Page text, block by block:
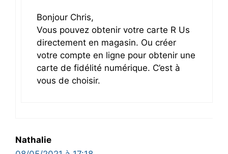
Bonjour Chris,
Vous pouvez obtenir votre carte R Us
directement en magasin. Ou créer
votre compte en ligne pour obtenir une
carte de fidélité numérique. C’est à
vous de choisir.
Nathalie